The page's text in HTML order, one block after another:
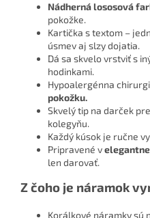
Nádherná lososová
pokožke.
Kartička s textom –
úsmev aj slzy dojatia.
Dá sa skvelo vrstviť s
hodinkami.
Hypoalergénna
pokožku.
Skvelý tip na darček
kolegyňu.
Každý kúsok je ručne
Pripravené v
len darovať.
Z čoho je náramok
Korálkové náramky sú